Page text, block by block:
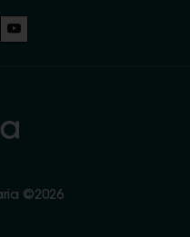
©2026